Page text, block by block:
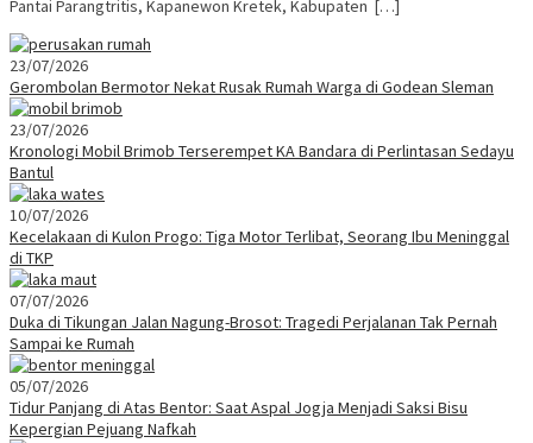
Pantai Parangtritis, Kapanewon Kretek, Kabupaten […]
23/07/2026
Gerombolan Bermotor Nekat Rusak Rumah Warga di Godean Sleman
23/07/2026
Kronologi Mobil Brimob Terserempet KA Bandara di Perlintasan Sedayu
Bantul
10/07/2026
Kecelakaan di Kulon Progo: Tiga Motor Terlibat, Seorang Ibu Meninggal
di TKP
07/07/2026
Duka di Tikungan Jalan Nagung-Brosot: Tragedi Perjalanan Tak Pernah
Sampai ke Rumah
05/07/2026
Tidur Panjang di Atas Bentor: Saat Aspal Jogja Menjadi Saksi Bisu
Kepergian Pejuang Nafkah